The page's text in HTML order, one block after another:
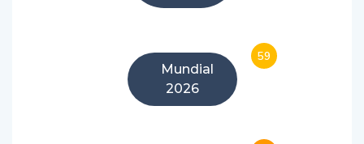
Mundial
2026
59